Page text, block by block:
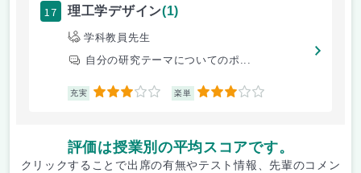
17 理工学デザイン(1)
学科教員先生
自分の研究テーマについてのポ...
充実 3 楽単 3
評価は授業別の平均スコアです。
クリックすることで出席の有無やテスト情報、先輩のコメン